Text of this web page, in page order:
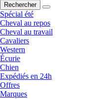
Rechercher
Spécial été
Cheval au repos
Cheval au travail
Cavaliers
Western
Écurie
Chien
Expédiés en 24h
Offres
Marques